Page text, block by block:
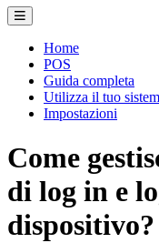
Home
POS
Guida completa
Utilizza il tuo
Impostazioni
Come
di log in e
dispositivo?